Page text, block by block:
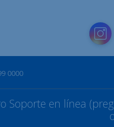
0000
Soporte en línea